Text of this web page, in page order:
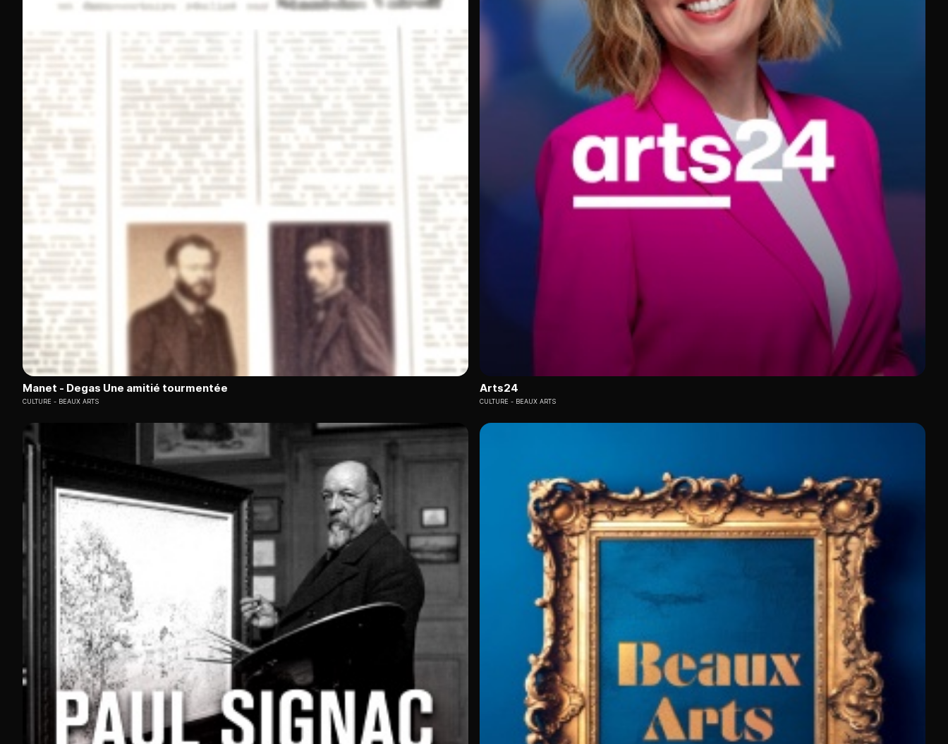
Manet - Degas Une amitié tourmentée
CULTURE BEAUX ARTS
Arts24
CULTURE BEAUX ARTS